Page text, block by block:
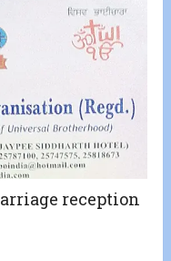
reception